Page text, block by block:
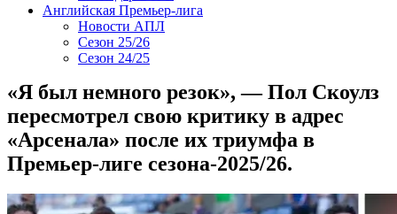
Английская Премьер-лига
Новости АПЛ
Сезон 25/26
Сезон 24/25
«Я был немного резок», — Пол Скоулз
пересмотрел свою критику в адрес
«Арсенала» после их триумфа в
Премьер-лиге сезона-2025/26.